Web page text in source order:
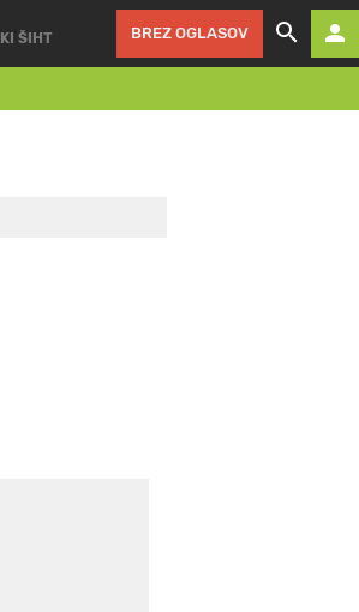
ŠIHT BREZ OGLASOV